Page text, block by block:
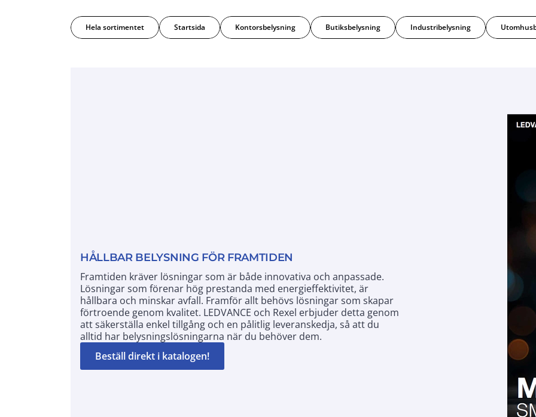
Hela sortimentet Startsida Kontorsbelysning Butiksbelysning Industribelysning
HÅLLBAR BELYSNING FÖR FRAMTIDEN
Framtiden kräver lösningar som är både innovativa och anpassade.
Lösningar som förenar hög prestanda med energieffektivitet, är
hållbara och minskar avfall. Framför allt behövs lösningar som skapar
förtroende genom kvalitet. LEDVANCE och Rexel erbjuder detta genom
att säkerställa enkel tillgång och en pålitlig leveranskedja, så att du
alltid har belysningslösningarna när du behöver dem.
Beställ direkt i katalogen!